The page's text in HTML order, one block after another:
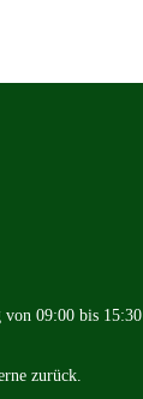
von 09:00 bis 15:30
zurück.